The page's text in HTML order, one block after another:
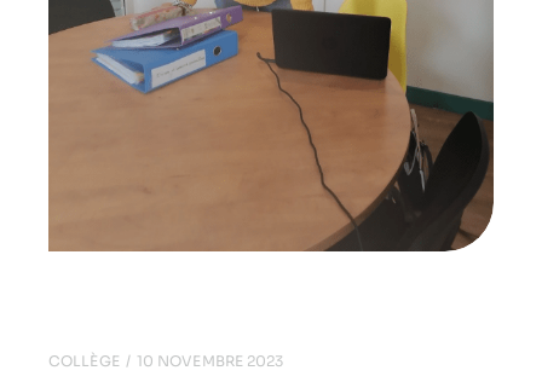
COLLÈGE 10 NOVEMBRE 2023